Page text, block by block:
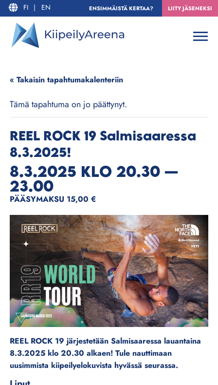
FI | EN ENSIMMÄISTÄ KERTAA? LIITY JÄSENEKSI
« Takaisin tapahtumakalenteriin
Tämä tapahtuma on jo päättynyt.
REEL ROCK 19 Salmisaaressa
8.3.2025!
8.3.2025 KLO 20.30 —
23.00
PÄÄSYMAKSU 15,00 €
REEL ROCK 19 järjestetään Salmisaaressa lauantaina
8.3.2025 klo 20.30 alkaen! Tule nauttimaan
uusimmista kiipeilyelokuvista hyvässä seurassa.